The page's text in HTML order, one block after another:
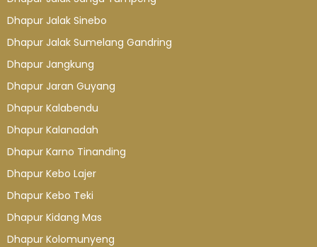
Dhapur Jalak Sinebo
Dhapur Jalak Sumelang Gandring
Dhapur Jangkung
Dhapur Jaran Guyang
Dhapur Kalabendu
Dhapur Kalanadah
Dhapur Karno Tinanding
Dhapur Kebo Lajer
Dhapur Kebo Teki
Dhapur Kidang Mas
Dhapur Kolomunyeng